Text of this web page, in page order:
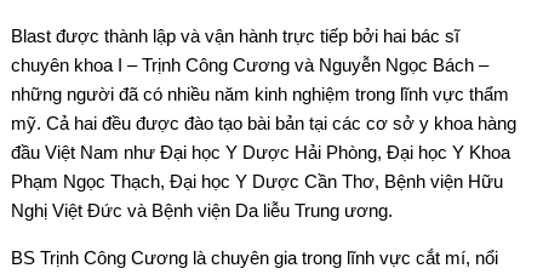
Blast được thành lập và vận hành trực tiếp bởi hai bác sĩ
chuyên khoa I – Trịnh Công Cương và Nguyễn Ngọc Bách –
những người đã có nhiều năm kinh nghiệm trong lĩnh vực thẩm
mỹ. Cả hai đều được đào tạo bài bản tại các cơ sở y khoa hàng
đầu Việt Nam như Đại học Y Dược Hải Phòng, Đại học Y Khoa
Phạm Ngọc Thạch, Đại học Y Dược Cần Thơ, Bệnh viện Hữu
Nghị Việt Đức và Bệnh viện Da liễu Trung ương.
BS Trịnh Công Cương là chuyên gia trong lĩnh vực cắt mí, nổi